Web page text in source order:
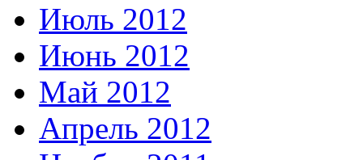
Июль 2012
Июнь 2012
Май 2012
Апрель 2012